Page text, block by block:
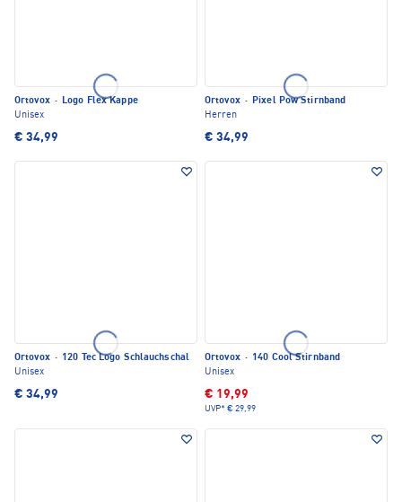
Ortovox · Logo Flex Kappe
Unisex
€ 34,99
Ortovox · Pixel Pow Stirnband
Herren
€ 34,99
Ortovox · 120 Tec Logo Schlauchschal
Unisex
€ 34,99
Ortovox · 140 Cool Stirnband
Unisex
€ 19,99
UVP* € 29,99